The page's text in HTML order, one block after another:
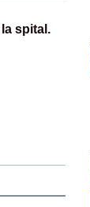
spital.